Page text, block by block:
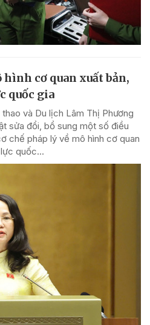
hình cơ quan xuất bản,
quốc gia
và Du lịch Lâm Thị Phương
sửa đổi, bổ sung một số điều
chế pháp lý về mô hình cơ quan
quốc...